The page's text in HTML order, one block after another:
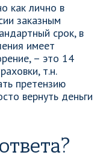
как лично в
заказным
срок, в
имеет
– это 14
т.н.
претензию
вернуть деньги